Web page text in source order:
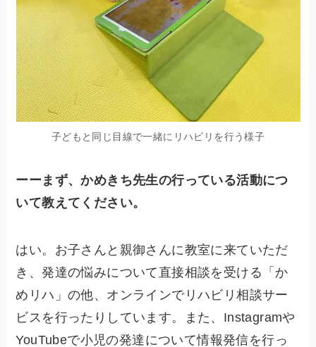
子どもと同じ目線で一緒にリハビリを行う様子
ーーまず、かめきち先生の行っている活動につ
いて教えてください。
はい。お子さんと親御さんに教室に来ていただ
き、発達の悩みについて直接相談を受ける「か
めリハ」の他、オンラインでリハビリ相談サー
ビスを行ったりしています。また、Instagramや
YouTubeで小児の発達について情報発信を行っ